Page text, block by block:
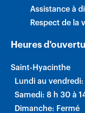
Assistance à
Respect de la
Heures
Saint-Hyacinthe
Lundi au vendredi:
Samedi: 8 h 30 à
Dimanche: Fermé